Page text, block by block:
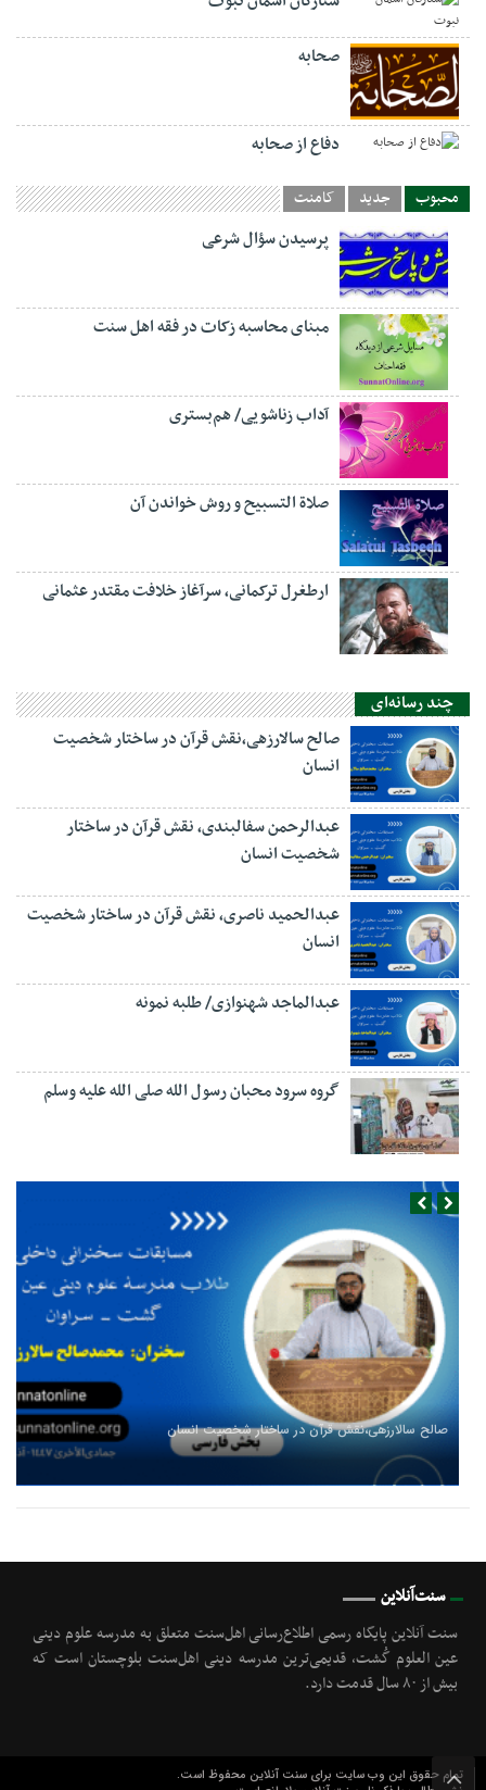
صحابه
دفاع از صحابه
محبوب جدید کامنت
پرسیدن سؤال شرعی
مبنای محاسبه زکات در فقه اهل سنت
آداب زناشویی/ هم‌بستری
صلاة التسبيح و روش خواندن آن
ارطغرل ترکمانی، سرآغاز خلافت مقتدر عثمانی
چند رسانه‌ای
صالح سالارزهی،‌نقش قرآن در ساختار شخصیت
انسان
عبدالرحمن سفالبندی، نقش قرآن در ساختار
شخصیت انسان
عبدالحمید ناصری، نقش قرآن در ساختار شخصیت
انسان
عبدالماجد شهنوازی/ طلبه نمونه
گروه سرود محبان رسول الله صلی الله علیه وسلم
صالح سالارزهی،‌نقش قرآن در ساختار شخصیت انسان
سنت‌آنلاین
سنت آنلاین پایگاه رسمی اطلاع‌رسانی اهل‌سنت متعلق به مدرسه علوم دینی
عین العلوم گُشت, قدیمی‌ترین مدرسه دینی اهل‌سنت بلوچستان است که
بیش از ۸۰ سال قدمت دارد.
تمام حقوق این وب سایت برای سنت آنلاین محفوظ است.